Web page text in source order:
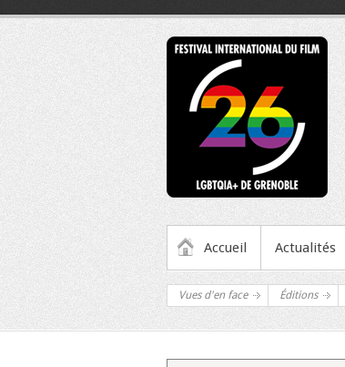
contenu
MENU PRINCIPAL
Accueil Actualités
Vues d'en face Éditions